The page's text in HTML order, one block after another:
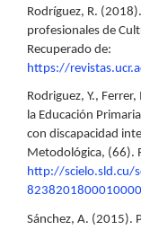
Rodríguez, R.
profesionales de
Recuperado de:
https://
Rodriguez, Y.,
la Educación
con discapacidad
Metodológica, (66).
http://scielo.sld.cu/
Sánchez, A. (2015).